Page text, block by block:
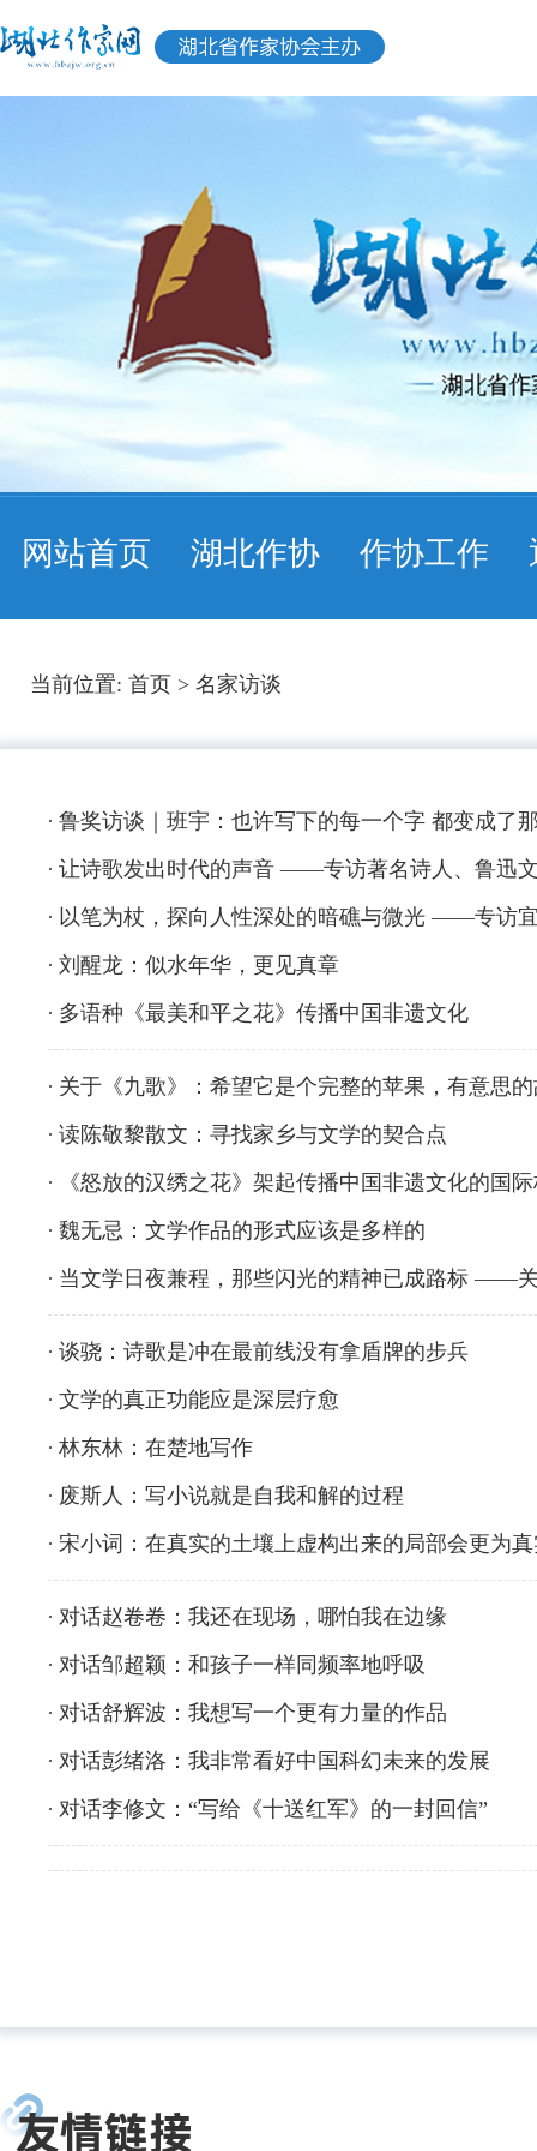
网站首页 湖北作协 作协工作
当前位置: 首页 > 名家访谈
鲁奖访谈｜班宇：也许写下的每一个字 都变成了
让诗歌发出时代的声音 ——专访著名诗人、鲁迅
以笔为杖，探向人性深处的暗礁与微光 ——专访
刘醒龙：似水年华，更见真章
多语种《最美和平之花》传播中国非遗文化
关于《九歌》：希望它是个完整的苹果，有意思
读陈敬黎散文：寻找家乡与文学的契合点
《怒放的汉绣之花》架起传播中国非遗文化的国
魏无忌：文学作品的形式应该是多样的
当文学日夜兼程，那些闪光的精神已成路标 ——
谈骁：诗歌是冲在最前线没有拿盾牌的步兵
文学的真正功能应是深层疗愈
林东林：在楚地写作
废斯人：写小说就是自我和解的过程
宋小词：在真实的土壤上虚构出来的局部会更为
对话赵卷卷：我还在现场，哪怕我在边缘
对话邹超颖：和孩子一样同频率地呼吸
对话舒辉波：我想写一个更有力量的作品
对话彭绪洛：我非常看好中国科幻未来的发展
对话李修文：“写给《十送红军》的一封回信”